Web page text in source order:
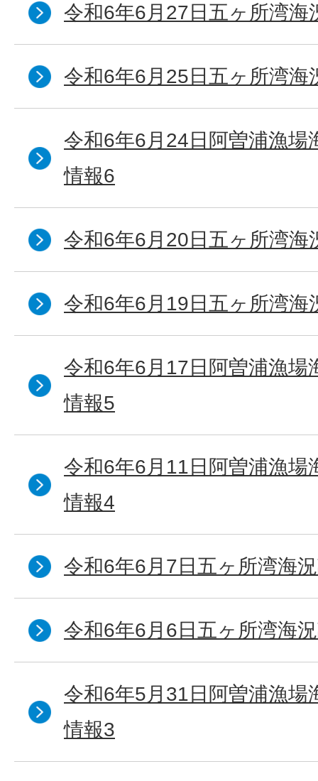
令和6年6月27日五ヶ所湾海
令和6年6月25日五ヶ所湾海
令和6年6月24日阿曽浦漁場
情報6
令和6年6月20日五ヶ所湾海
令和6年6月19日五ヶ所湾海
令和6年6月17日阿曽浦漁場
情報5
令和6年6月11日阿曽浦漁場
情報4
令和6年6月7日五ヶ所湾海
令和6年6月6日五ヶ所湾海
令和6年5月31日阿曽浦漁場
情報3